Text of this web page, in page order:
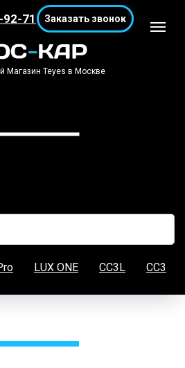
Магазин Teyes в Москве
92-71 Заказать звонок
LUX ONE CC3L CC3